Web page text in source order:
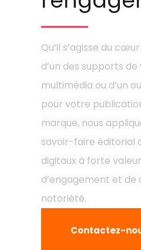
Qu’il s’agisse du
d’un des supports
multimédia ou d’un
pour votre
marque, nous
savoir-faire éditorial
digitaux à forte
d’engagement et de
notoriété.
Contactez-